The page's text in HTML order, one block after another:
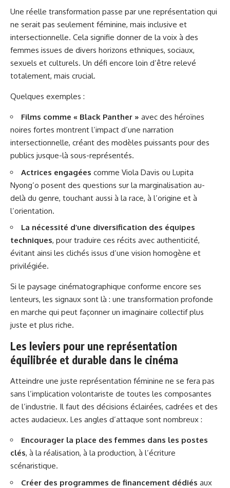
Une réelle transformation passe par une représentation qui
ne serait pas seulement féminine, mais inclusive et
intersectionnelle. Cela signifie donner de la voix à des
femmes issues de divers horizons ethniques, sociaux,
sexuels et culturels. Un défi encore loin d’être relevé
totalement, mais crucial.
Quelques exemples :
Films comme « Black Panther » avec des héroïnes
noires fortes montrent l’impact d’une narration
intersectionnelle, créant des modèles puissants pour des
publics jusque-là sous-représentés.
Actrices engagées comme Viola Davis ou Lupita
Nyong’o posent des questions sur la marginalisation au-
delà du genre, touchant aussi à la race, à l’origine et à
l’orientation.
La nécessité d’une diversification des équipes
techniques, pour traduire ces récits avec authenticité,
évitant ainsi les clichés issus d’une vision homogène et
privilégiée.
Si le paysage cinématographique conforme encore ses
lenteurs, les signaux sont là : une transformation profonde
en marche qui peut façonner un imaginaire collectif plus
juste et plus riche.
Les leviers pour une représentation
équilibrée et durable dans le cinéma
Atteindre une juste représentation féminine ne se fera pas
sans l’implication volontariste de toutes les composantes
de l’industrie. Il faut des décisions éclairées, cadrées et des
actes audacieux. Les angles d’attaque sont nombreux :
Encourager la place des femmes dans les postes
clés, à la réalisation, à la production, à l’écriture
scénaristique.
Créer des programmes de financement dédiés aux